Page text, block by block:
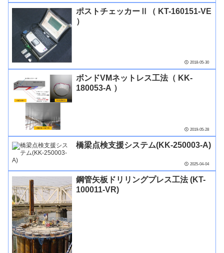
ポストチェッカーⅡ（ KT-160151-VE
）
2018-05-30
ボンドVMネットレス工法（ KK-
180053-A ）
2019-05-28
橋梁点検支援システム(KK-250003-A)
2025-04-04
鋼管矢板ドリリングプレス工法 (KT-
100011-VR)